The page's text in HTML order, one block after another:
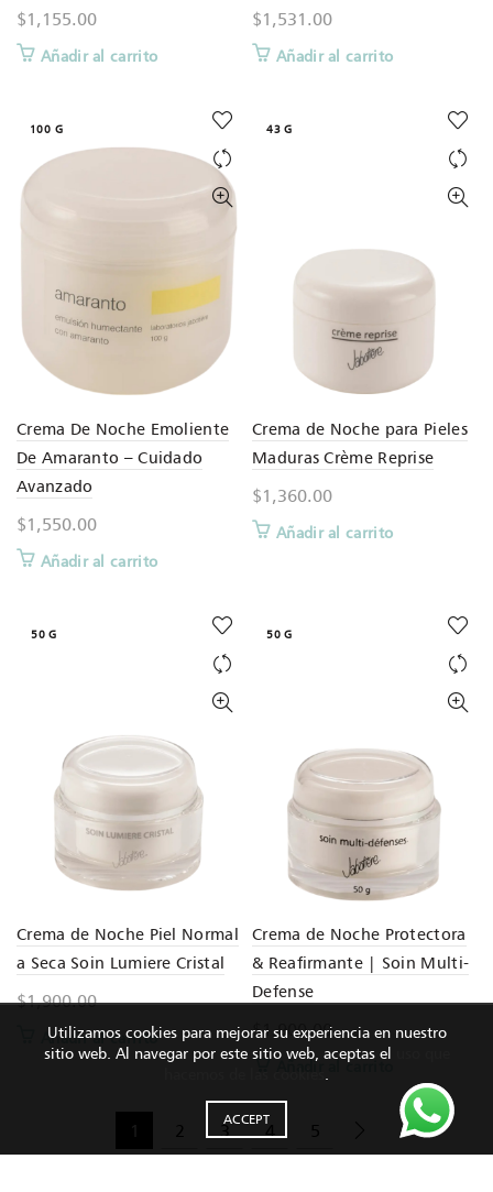
$1,155.00
Añadir al carrito
$1,531.00
Añadir al carrito
100 G
Crema De Noche Emoliente
De Amaranto – Cuidado
Avanzado
$1,550.00
Añadir al carrito
43 G
Crema de Noche para Pieles
Maduras Crème Reprise
$1,360.00
Añadir al carrito
50 G
Crema de Noche Piel Normal
a Seca Soin Lumiere Cristal
$1,900.00
Añadir al carrito
50 G
Crema de Noche Protectora
& Reafirmante | Soin Multi-
Defense
$1,900.00
Añadir al carrito
1 2 3 4 5
Utilizamos cookies para mejorar su experiencia en nuestro
sitio web. Al navegar por este sitio web, aceptas el
ACCEPT